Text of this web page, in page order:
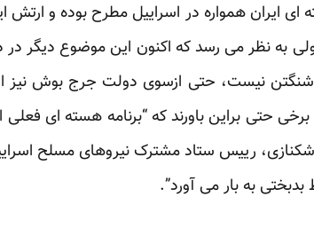
ایران همواره در اسراییل مطرح بوده و ارتش
به نظر می رسد که اکنون این موضوع دیگر در
نیست، حتی ازسوی دولت جرج بوش نیز
حتی براین باورند که “برنامه هسته ای
رییس ستاد مشترک نیروهای مسلح
به بار می آورد”.